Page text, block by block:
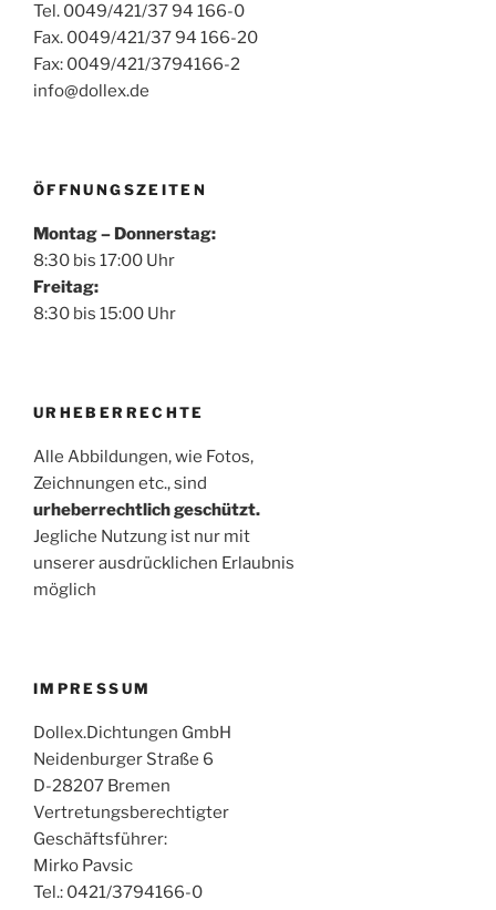
Tel. 0049/421/37 94 166-0
Fax. 0049/421/37 94 166-20
Fax: 0049/421/3794166-2
info@dollex.de
ÖFFNUNGSZEITEN
Montag – Donnerstag:
8:30 bis 17:00 Uhr
Freitag:
8:30 bis 15:00 Uhr
URHEBERRECHTE
Alle Abbildungen, wie Fotos,
Zeichnungen etc., sind
urheberrechtlich geschützt.
Jegliche Nutzung ist nur mit
unserer ausdrücklichen Erlaubnis
möglich
IMPRESSUM
Dollex.Dichtungen GmbH
Neidenburger Straße 6
D-28207 Bremen
Vertretungsberechtigter
Geschäftsführer:
Mirko Pavsic
Tel.: 0421/3794166-0